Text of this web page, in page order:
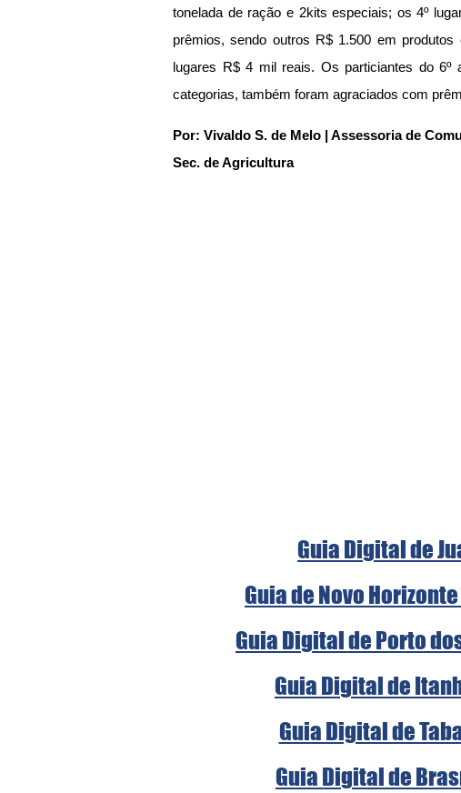
tonelada de ração e 2kits especiais; os 4º
prêmios, sendo outros R$ 1.500 em
lugares R$ 4 mil reais. Os particiantes do 6º
categorias, também foram agraciados com
Por: Vivaldo S. de Melo | Assessoria de
Sec. de Agricultura
Guia Digital de
Guia de Novo
Guia Digital de Porto
Guia Digital de
Guia Digital de
Guia Digital de